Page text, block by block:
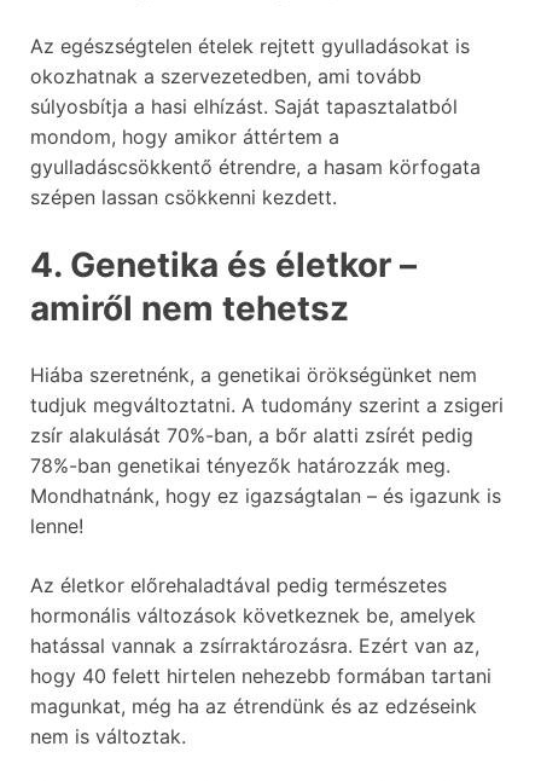
Az egészségtelen ételek rejtett gyulladásokat is
okozhatnak a szervezetedben, ami tovább
súlyosbítja a hasi elhízást. Saját tapasztalatból
mondom, hogy amikor áttértem a
gyulladáscsökkentő étrendre, a hasam körfogata
szépen lassan csökkenni kezdett.
4. Genetika és életkor –
amiről nem tehetsz
Hiába szeretnénk, a genetikai örökségünket nem
tudjuk megváltoztatni. A tudomány szerint a zsigeri
zsír alakulását 70%-ban, a bőr alatti zsírét pedig
78%-ban genetikai tényezők határozzák meg.
Mondhatnánk, hogy ez igazságtalan – és igazunk is
lenne!
Az életkor előrehaladtával pedig természetes
hormonális változások következnek be, amelyek
hatással vannak a zsírraktározásra. Ezért van az,
hogy 40 felett hirtelen nehezebb formában tartani
magunkat, még ha az étrendünk és az edzéseink
nem is változtak.